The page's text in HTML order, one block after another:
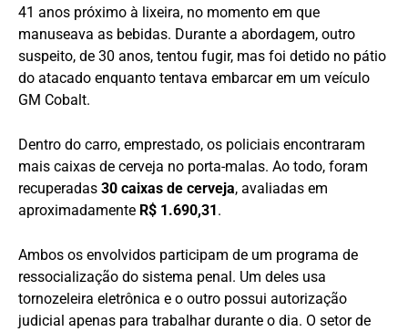
41 anos próximo à lixeira, no momento em que
manuseava as bebidas. Durante a abordagem, outro
suspeito, de 30 anos, tentou fugir, mas foi detido no pátio
do atacado enquanto tentava embarcar em um veículo
GM Cobalt.
Dentro do carro, emprestado, os policiais encontraram
mais caixas de cerveja no porta-malas. Ao todo, foram
recuperadas 30 caixas de cerveja, avaliadas em
aproximadamente R$ 1.690,31.
Ambos os envolvidos participam de um programa de
ressocialização do sistema penal. Um deles usa
tornozeleira eletrônica e o outro possui autorização
judicial apenas para trabalhar durante o dia. O setor de